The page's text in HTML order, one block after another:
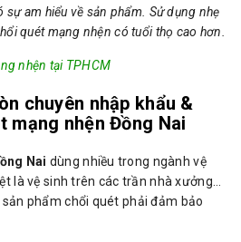
am hiểu về sản phẩm. Sử dụng nhẹ
quét mạng nhện có tuổi thọ cao hơn.
nhện tại TPHCM
chuyên nhập khẩu &
mạng nhện Đồng Nai
Nai dùng nhiều trong ngành vệ
là vệ sinh trên các trần nhà xưởng…
phẩm chổi quét phải đảm bảo